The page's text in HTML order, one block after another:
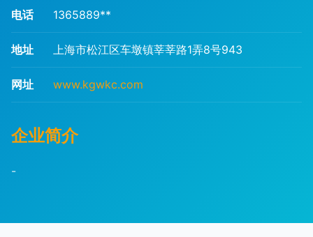
电话 1365889**
地址 上海市松江区车墩镇莘莘路1弄8号943
网址 www.kgwkc.com
企业简介
-